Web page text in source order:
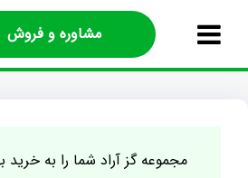
مشاوره و فروش
مجموعه گز آراد شما را به